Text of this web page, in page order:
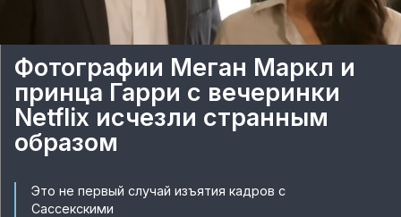
Фотографии Меган Маркл и
принца Гарри с вечеринки
Netflix исчезли странным
образом
Это не первый случай изъятия кадров с
Сассекскими